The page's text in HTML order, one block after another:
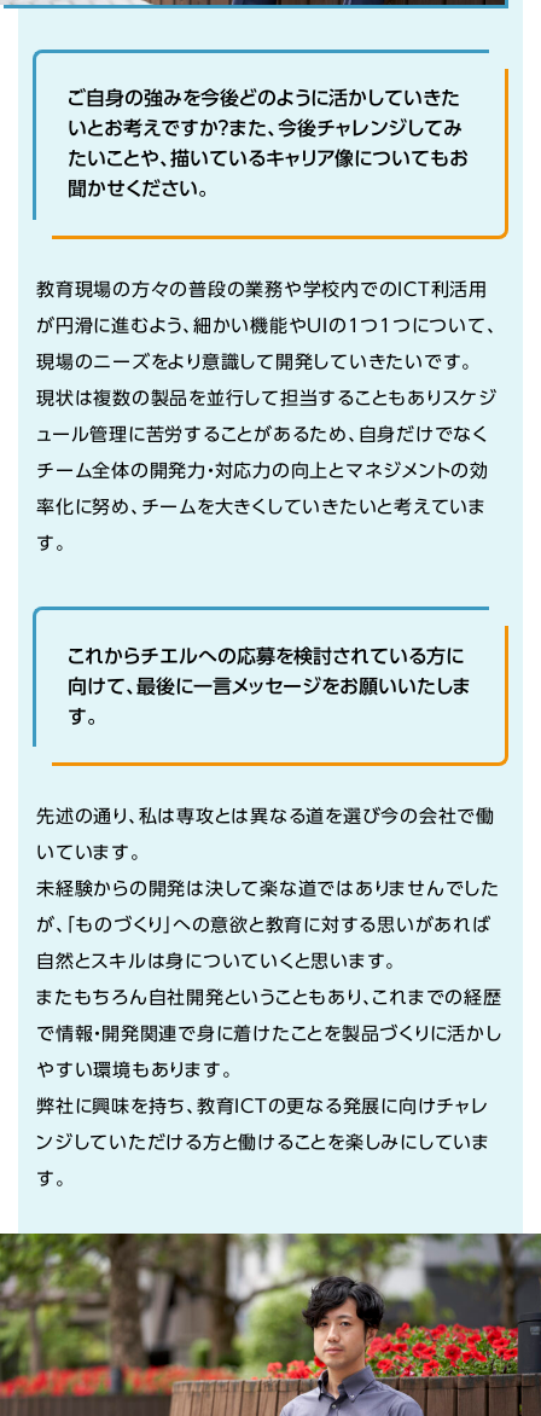
ご自身の強みを今後どのように活かしていきた
いとお考えですか？また、今後チャレンジしてみ
たいことや、描いているキャリア像についてもお
聞かせください。
教育現場の方々の普段の業務や学校内でのICT利活用
が円滑に進むよう、細かい機能やUIの1つ1つについて、
現場のニーズをより意識して開発していきたいです。
現状は複数の製品を並行して担当することもありスケジ
ュール管理に苦労することがあるため、自身だけでなく
チーム全体の開発力・対応力の向上とマネジメントの効
率化に努め、チームを大きくしていきたいと考えていま
す。
これからチエルへの応募を検討されている方に
向けて、最後に一言メッセージをお願いいたしま
す。
先述の通り、私は専攻とは異なる道を選び今の会社で働
いています。
未経験からの開発は決して楽な道ではありませんでした
が、「ものづくり」への意欲と教育に対する思いがあれば
自然とスキルは身についていくと思います。
またもちろん自社開発ということもあり、これまでの経歴
で情報・開発関連で身に着けたことを製品づくりに活かし
やすい環境もあります。
弊社に興味を持ち、教育ICTの更なる発展に向けチャレ
ンジしていただける方と働けることを楽しみにしていま
す。